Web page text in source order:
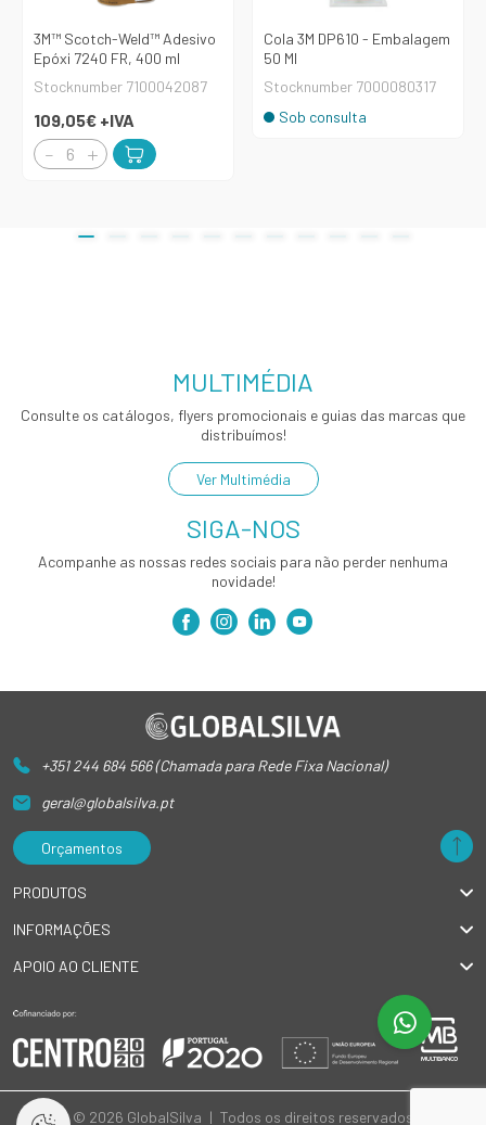
3M™ Scotch-Weld™ Adesivo
Epóxi 7240 FR, 400 ml
Stocknumber 7100042087
109,05€ +IVA
Cola 3M DP610 - Embalagem
50 Ml
Stocknumber 7000080317
Sob consulta
MULTIMÉDIA
Consulte os catálogos, flyers promocionais e guias das marcas que
distribuímos!
Ver Multimédia
SIGA-NOS
Acompanhe as nossas redes sociais para não perder nenhuma
novidade!
+351 244 684 566 (Chamada para Rede Fixa Nacional)
geral@globalsilva.pt
Orçamentos
PRODUTOS
INFORMAÇÕES
APOIO AO CLIENTE
© 2026 GlobalSilva | Todos os direitos reservados